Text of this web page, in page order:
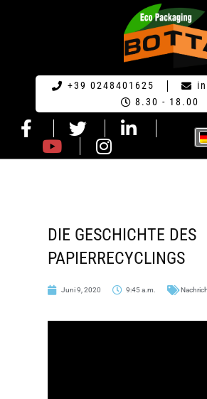
+39 0248401625
8.30 - 18.00
DIE GESCHICHTE DES
PAPIERRECYCLINGS
Juni 9, 2020 9:45 a.m.